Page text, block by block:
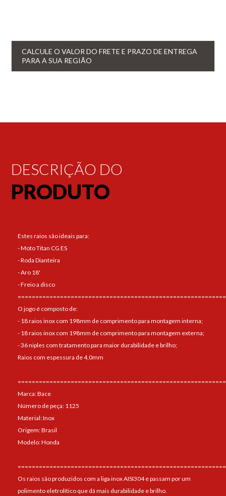
CALCULE O VALOR DO FRETE E PRAZO DE ENTREGA
PARA A SUA REGIÃO
DESCRIÇÃO DO
PRODUTO
Estes raios são ideais para:
- Moto Titan CG ES
- Roda Dianteira
- Aro 18'
- Freio a disco
O jogo é composto de:
- 18 raios inox com 198mm de comprimento para montagem interna;
- 18 raios inox com 198mm de comprimento para montagem externa;
- 36 niples com tratamento para maior durabilidade e brilho;
Raios com espessura de 4,0mm
Marca: Bace
Número de peça: 1125
Material: Inox
Origem: Brasil
Modelo: Honda
Os raios são produzidos com a liga inox AISI304 e passam por um
polimento eletrolítico que dá mais durabilidade e brilho.